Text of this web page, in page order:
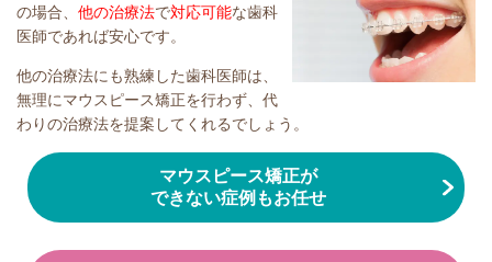
の場合、 他の治療法で対応可能な歯科
医師であれば安心です。
他の治療法にも熟練した歯科医師は、
無理にマウスピース矯正を行わず、代
わりの治療法を提案してくれるでしょう。
マウスピース矯正が
できない症例もお任せ